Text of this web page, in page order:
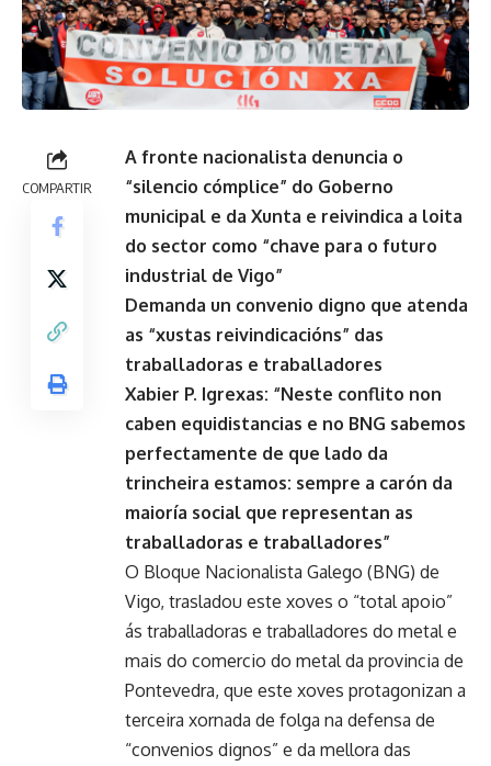
COMPARTIR
A fronte nacionalista denuncia o
“silencio cómplice” do Goberno
municipal e da Xunta e reivindica a loita
do sector como “chave para o futuro
industrial de Vigo”
Demanda un convenio digno que atenda
as “xustas reivindicacións” das
traballadoras e traballadores
Xabier P. Igrexas: “Neste conflito non
caben equidistancias e no BNG sabemos
perfectamente de que lado da
trincheira estamos: sempre a carón da
maioría social que representan as
traballadoras e traballadores”
O Bloque Nacionalista Galego (BNG) de
Vigo, trasladou este xoves o “total apoio”
ás traballadoras e traballadores do metal e
mais do comercio do metal da provincia de
Pontevedra, que este xoves protagonizan a
terceira xornada de folga na defensa de
“convenios dignos” e da mellora das